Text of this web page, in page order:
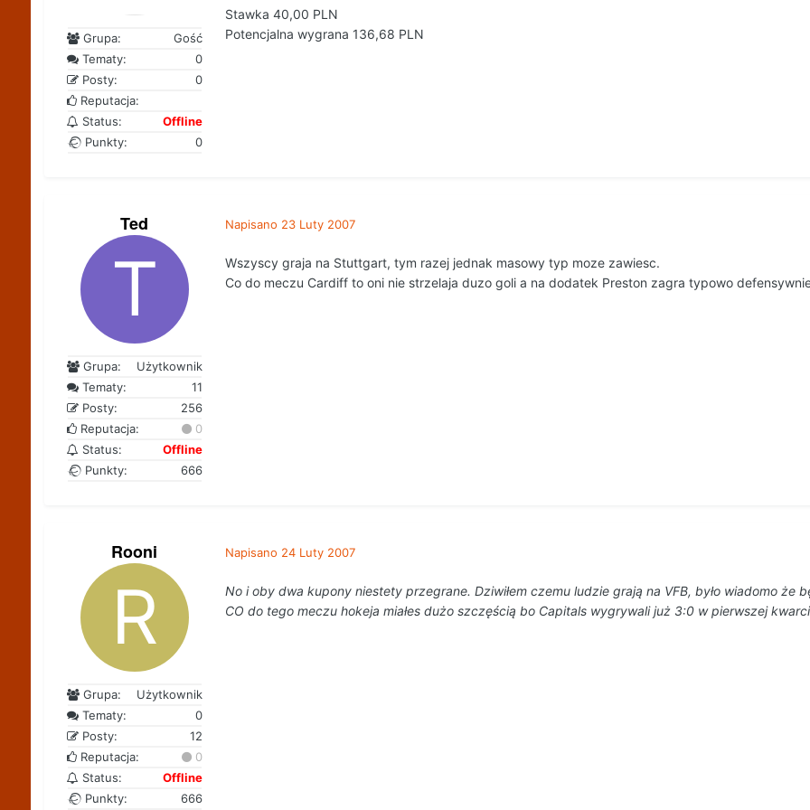
Grupa:
Gość
Tematy:
0
Posty:
0
Reputacja:
Status:
Offline
Punkty:
0
Stawka 40,00 PLN
Potencjalna wygrana 136,68 PLN
Ted
Grupa:
Użytkownik
Tematy:
11
Posty:
256
Reputacja:
0
Status:
Offline
Punkty:
666
Napisano 23 Luty 2007
Wszyscy graja na Stuttgart, tym razej jednak masowy typ moze zawiesc.
Co do meczu Cardiff to oni nie strzelaja duzo goli a na dodatek Preston zagra typowo
Rooni
Grupa:
Użytkownik
Tematy:
0
Posty:
12
Reputacja:
0
Status:
Offline
Punkty:
666
Napisano 24 Luty 2007
No i oby dwa kupony niestety przegrane. Dziwiłem czemu ludzie grają na VFB, było wiadomo
CO do tego meczu hokeja miałes dużo szczęścią bo Capitals wygrywali już 3:0 w pierwszej